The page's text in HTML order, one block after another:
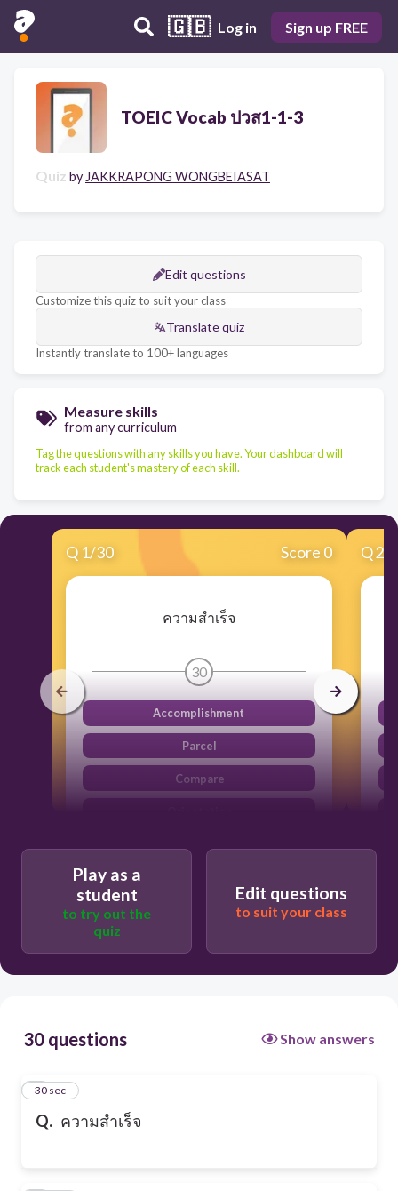
🇬🇧 Log in Sign up FREE
TOEIC Vocab ปวส1-1-3
Quiz by JAKKRAPONG WONGBEIASAT
Edit questions
Customize this quiz to suit your class
Translate quiz
Instantly translate to 100+ languages
Measure skills
from any curriculum
Tag the questions with any skills you have. Your dashboard will
track each student's mastery of each skill.
Q 1/30 Score 0
ความสำเร็จ
30
Accomplishment
Parcel
Compare
Q2
Play as a
student
to try out the
quiz
Edit questions
to suit your class
30 questions Show answers
Q. ความสำเร็จ
1
30 sec